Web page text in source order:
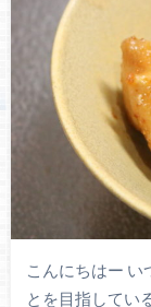
こんにちはー い
とを目指してい